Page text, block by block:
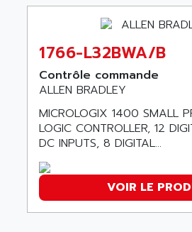
C350 / C370
RAIL SWITCH
SBC
HMI
SIMATIC HMI
OPERATOR PANEL
APRIL 2000
ABB ROBOTICS
ABC VISION
ABG
ABL
ABL SURSUM
ABLE SYSTEMS
ABOUTBATTERIE
ABRACON
1766-L32BWA/B
Contrôle commande
ALLEN BRADLEY
MICROLOGIX 1400 SMALL
LOGIC CONTROLLER, 12
DC INPUTS, 8 DIGITAL...
VOIR LE